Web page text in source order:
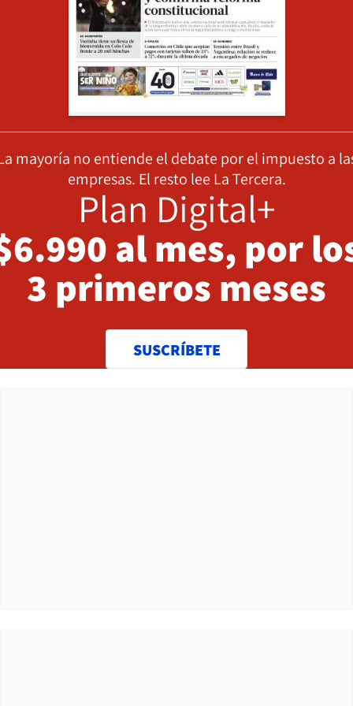
mayoría no entiende el debate por el impuesto a
empresas. El resto lee La Tercera.
Plan Digital+
al mes, por
3 primeros meses
SUSCRÍBETE